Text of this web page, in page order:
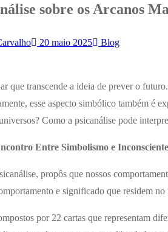
sobre os Arcanos
20 maio 2025 Blog
que transcende a ideia de prever o
esse aspecto simbólico também é
Como a psicanálise pode
Entre Simbolismo e Inconsciente
propôs que nossos
e significado que residem no
por 22 cartas que representam